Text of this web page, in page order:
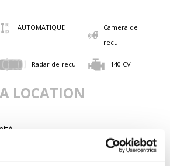
AUTOMATIQUE
Camera de
recul
Radar de recul 140 CV
LOCATION
(hors franchise)
rendre plein